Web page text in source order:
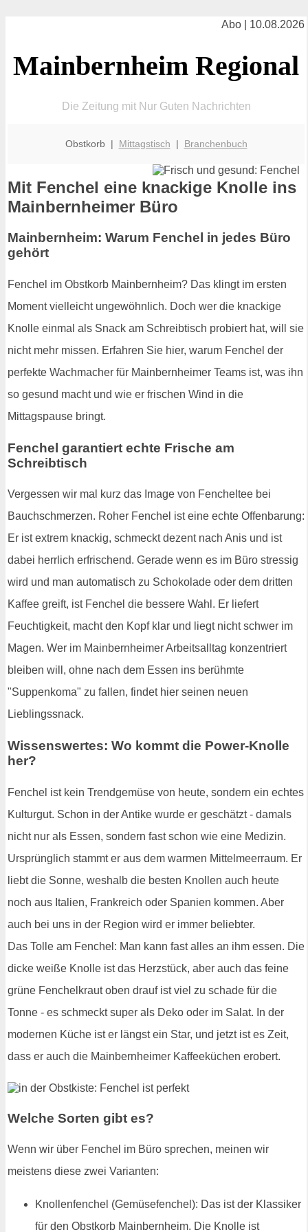
Abo | 10.08.2026
Mainbernheim Regional
Die Zeitung mit Nur Guten Nachrichten
Obstkorb | Mittagstisch | Branchenbuch
Mit Fenchel eine knackige Knolle ins
Mainbernheimer Büro
Mainbernheim: Warum Fenchel in jedes Büro
gehört
Fenchel im Obstkorb Mainbernheim? Das klingt im ersten
Moment vielleicht ungewöhnlich. Doch wer die knackige
Knolle einmal als Snack am Schreibtisch probiert hat, will sie
nicht mehr missen. Erfahren Sie hier, warum Fenchel der
perfekte Wachmacher für Mainbernheimer Teams ist, was ihn
so gesund macht und wie er frischen Wind in die
Mittagspause bringt.
Fenchel garantiert echte Frische am
Schreibtisch
Vergessen wir mal kurz das Image von Fencheltee bei
Bauchschmerzen. Roher Fenchel ist eine echte Offenbarung:
Er ist extrem knackig, schmeckt dezent nach Anis und ist
dabei herrlich erfrischend. Gerade wenn es im Büro stressig
wird und man automatisch zu Schokolade oder dem dritten
Kaffee greift, ist Fenchel die bessere Wahl. Er liefert
Feuchtigkeit, macht den Kopf klar und liegt nicht schwer im
Magen. Wer im Mainbernheimer Arbeitsalltag konzentriert
bleiben will, ohne nach dem Essen ins berühmte
"Suppenkoma" zu fallen, findet hier seinen neuen
Lieblingssnack.
Wissenswertes: Wo kommt die Power-Knolle
her?
Fenchel ist kein Trendgemüse von heute, sondern ein echtes
Kulturgut. Schon in der Antike wurde er geschätzt - damals
nicht nur als Essen, sondern fast schon wie eine Medizin.
Ursprünglich stammt er aus dem warmen Mittelmeerraum. Er
liebt die Sonne, weshalb die besten Knollen auch heute
noch aus Italien, Frankreich oder Spanien kommen. Aber
auch bei uns in der Region wird er immer beliebter.
Das Tolle am Fenchel: Man kann fast alles an ihm essen. Die
dicke weiße Knolle ist das Herzstück, aber auch das feine
grüne Fenchelkraut oben drauf ist viel zu schade für die
Tonne - es schmeckt super als Deko oder im Salat. In der
modernen Küche ist er längst ein Star, und jetzt ist es Zeit,
dass er auch die Mainbernheimer Kaffeeküchen erobert.
Welche Sorten gibt es?
Wenn wir über Fenchel im Büro sprechen, meinen wir
meistens diese zwei Varianten:
Knollenfenchel (Gemüsefenchel): Das ist der Klassiker
für den Obstkorb Mainbernheim. Die Knolle ist